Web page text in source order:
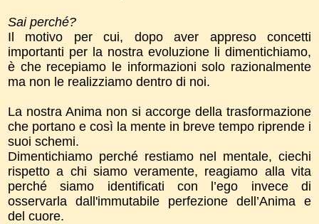
Sai perché?
Il motivo per cui, dopo aver appreso concetti
importanti per la nostra evoluzione li dimentichiamo,
è che recepiamo le informazioni solo razionalmente
ma non le realizziamo dentro di noi.
La nostra Anima non si accorge della trasformazione
che portano e così la mente in breve tempo riprende i
suoi schemi.
Dimentichiamo perché restiamo nel mentale, ciechi
rispetto a chi siamo veramente, reagiamo alla vita
perché siamo identificati con l’ego invece di
osservarla dall'immutabile perfezione dell’Anima e
del cuore.